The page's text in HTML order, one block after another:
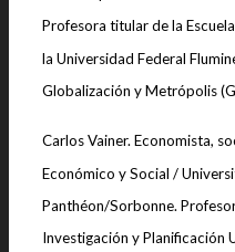
Profesora titular de la
la Universidad Federal
Globalización y Metrópolis
Carlos Vainer. Economista,
Económico y Social /
Panthéon/Sorbonne.
Investigación y Planificación